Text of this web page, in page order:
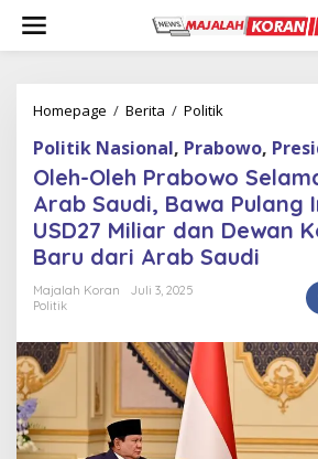
w
Homepage / Berita / Politik
e
h
-
O
l
e
h
b
o
w
o
e
Politik Nasional, Prabowo,
Oleh-Oleh Prabowo
Arab Saudi, Bawa Pulang
USD27 Miliar dan Dewan
Baru dari Arab Saudi
Majalah Koran
Juli 3, 2025
Politik